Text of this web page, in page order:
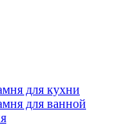
для кухни
для ванной